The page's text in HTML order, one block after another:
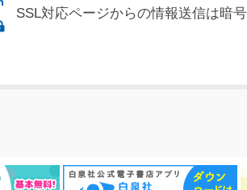
SSL対応ページからの情報送信は暗